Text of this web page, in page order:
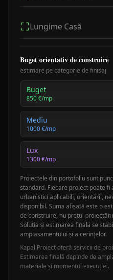
Lungime Casă
Buget orientativ de construire
estimare pe categorie de finisaj
Buget
850€/mp
Mediu
1000€/mp
Lux
1300€/mp
Proiectele din portofoliu sunt
standard. Fiecare proiect poate
urbanistici aplicabili, orientării,
disponibil. Suma afișată este o
de construire, nu prețul
Soluția și estimarea finală se
amplasamentului și a cerințelor.
Kapal Proiect oferă servicii de
Estimarea finală depinde de
materiale și momentul execuției.